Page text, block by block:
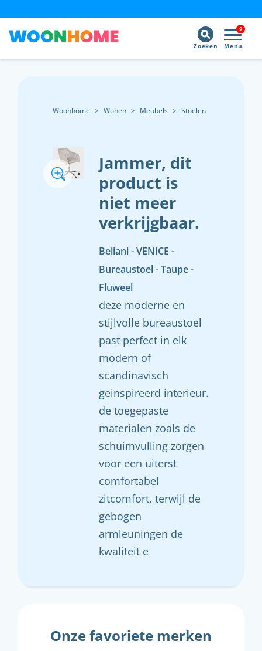
9
Menu
Zoeken
Woonhome > Wonen > Meubels > Stoelen
Jammer, dit
product is
niet meer
verkrijgbaar.
Beliani - VENICE -
Bureaustoel - Taupe -
Fluweel
deze moderne en
stijlvolle bureaustoel
past perfect in elk
modern of
scandinavisch
geinspireerd interieur.
de toegepaste
materialen zoals de
schuimvulling zorgen
voor een uiterst
comfortabel
zitcomfort, terwijl de
gebogen
armleuningen de
kwaliteit e
Onze favoriete merken